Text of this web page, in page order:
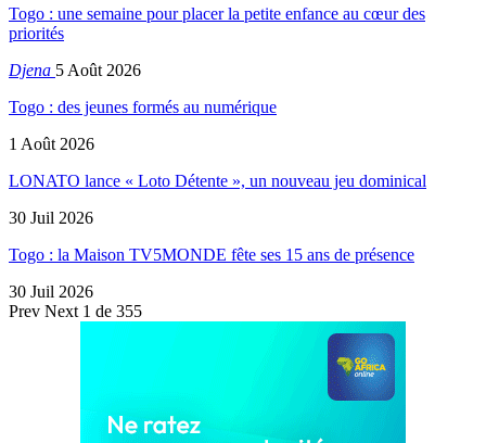
Togo : une semaine pour placer la petite enfance au cœur des
priorités
Djena 5 Août 2026
Togo : des jeunes formés au numérique
1 Août 2026
LONATO lance « Loto Détente », un nouveau jeu dominical
30 Juil 2026
Togo : la Maison TV5MONDE fête ses 15 ans de présence
30 Juil 2026
Prev Next 1 de 355